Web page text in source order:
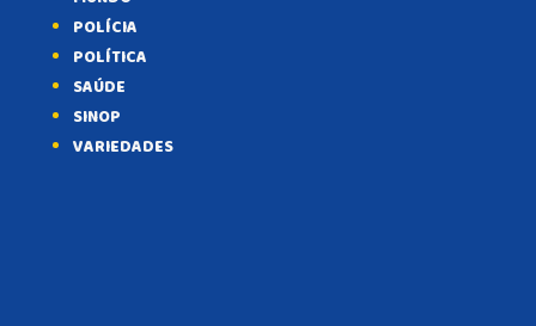
POLÍCIA
POLÍTICA
SAÚDE
SINOP
VARIEDADES